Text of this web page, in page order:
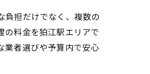
負担だけでなく、複数の
の料金を狛江駅エリアで
業者選びや予算内で安心